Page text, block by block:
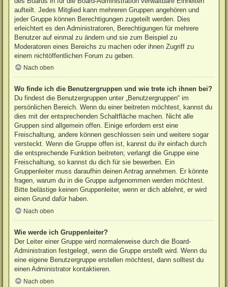
aufteilt. Jedes Mitglied kann mehreren Gruppen angehören und
jeder Gruppe können Berechtigungen zugeteilt werden. Dies
erleichtert es den Administratoren, Berechtigungen für mehrere
Benutzer auf einmal zu ändern und sie zum Beispiel zu
Moderatoren eines Bereichs zu machen oder ihnen Zugriff zu
einem nichtöffentlichen Forum zu geben.
Nach oben
Wo finde ich die Benutzergruppen und wie trete ich ihnen bei?
Du findest die Benutzergruppen unter „Benutzergruppen“ im
persönlichen Bereich. Wenn du einer beitreten möchtest, kannst du
dies mit der entsprechenden Schaltfläche machen. Nicht alle
Gruppen sind allgemein offen. Einige erfordern erst eine
Freischaltung, andere können geschlossen sein und weitere sogar
versteckt. Wenn die Gruppe offen ist, kannst du ihr einfach durch
die entsprechende Funktion beitreten; verlangt die Gruppe eine
Freischaltung, so kannst du dich für sie bewerben. Ein
Gruppenleiter muss daraufhin deinen Antrag annehmen. Er könnte
fragen, warum du in die Gruppe aufgenommen werden möchtest.
Bitte belästige keinen Gruppenleiter, wenn er dich ablehnt, er wird
einen Grund dafür haben.
Nach oben
Wie werde ich Gruppenleiter?
Der Leiter einer Gruppe wird normalerweise durch die Board-
Administration festgelegt, wenn die Gruppe erstellt wird. Wenn du
eine eigene Benutzergruppe erstellen möchtest, dann solltest du
einen Administrator kontaktieren.
Nach oben